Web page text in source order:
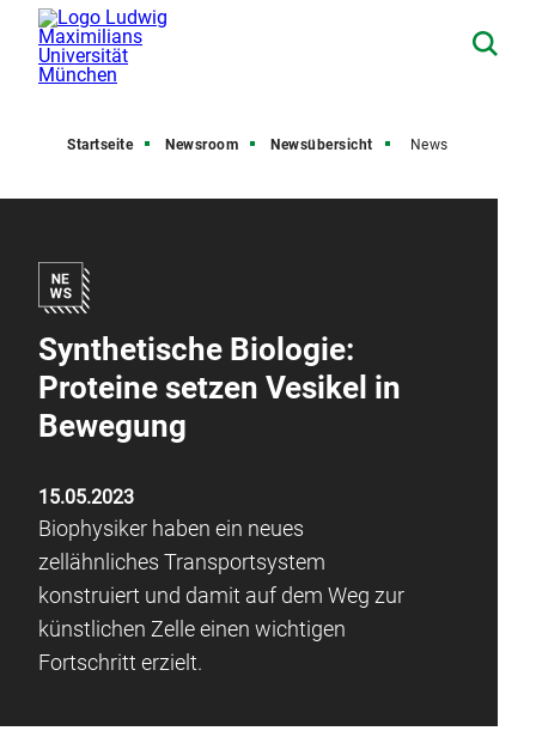
Startseite Newsroom Newsübersicht News
Synthetische Biologie:
Proteine setzen Vesikel in
Bewegung
15.05.2023
Biophysiker haben ein neues
zellähnliches Transportsystem
konstruiert und damit auf dem Weg zur
künstlichen Zelle einen wichtigen
Fortschritt erzielt.